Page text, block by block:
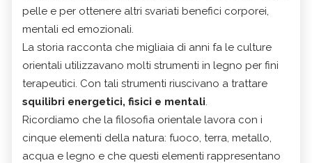
pelle e per ottenere altri svariati benefici corporei,
mentali ed emozionali.
La storia racconta che migliaia di anni fa le culture
orientali utilizzavano molti strumenti in legno per fini
terapeutici. Con tali strumenti riuscivano a trattare
squilibri energetici, fisici e mentali.
Ricordiamo che la filosofia orientale lavora con i
cinque elementi della natura: fuoco, terra, metallo,
acqua e legno e che questi elementi rappresentano